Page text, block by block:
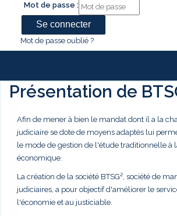
Mot de passe :
Mot de passe oublié ?
Présentation de
Afin de mener à bien le mandat dont il a la
judiciaire se dote de moyens adaptés lui
le mode de gestion de l'étude traditionnelle à
économique.
La création de la société BTSG², société de
judiciaires, a pour objectif d'améliorer le
l'économie et au justiciable.